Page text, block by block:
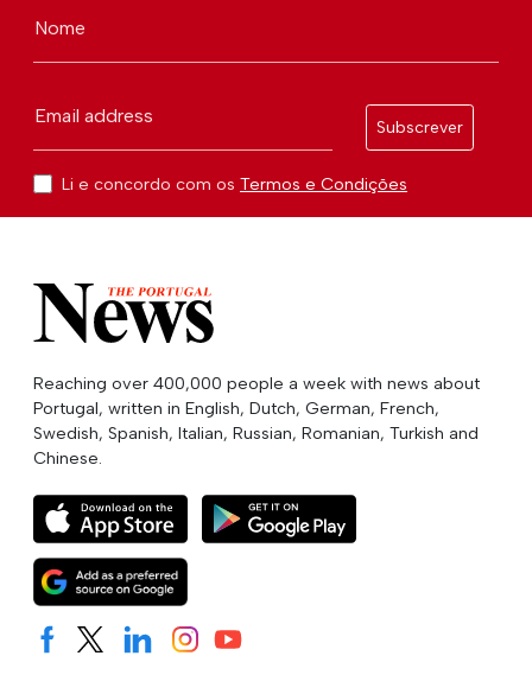
Nome
Email address
Subscrever
Li e concordo com os Termos e Condições
Reaching over 400,000 people a week with news about
Portugal, written in English, Dutch, German, French,
Swedish, Spanish, Italian, Russian, Romanian, Turkish and
Chinese.